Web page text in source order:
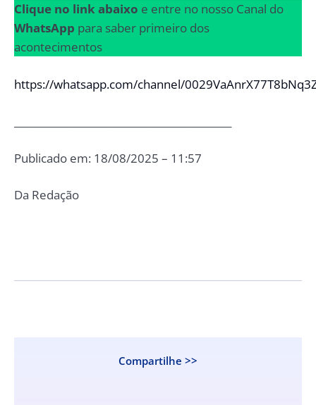
Clique no link abaixo e entre no nosso Canal do
WhatsApp para saber primeiro dos
acontecimentos
https://whatsapp.com/channel/
Publicado em: 18/08/2025 – 11:57
Da Redação
Compartilhe >>